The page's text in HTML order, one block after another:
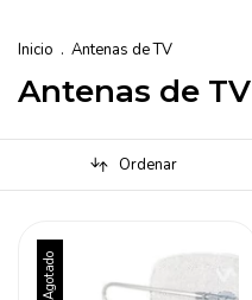
Inicio . Antenas de TV
Antenas de TV
Ordenar
Agotado